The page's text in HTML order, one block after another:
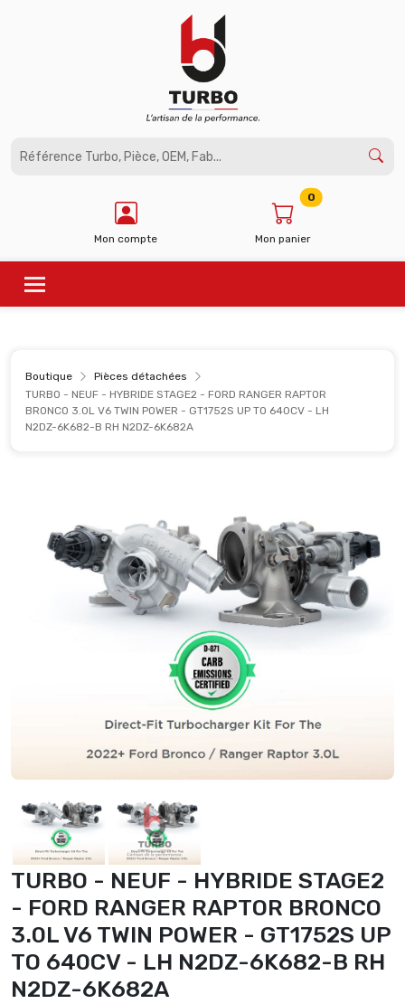
Mon compte Mon panier
0
Boutique
Pièces détachées
TURBO - NEUF - HYBRIDE STAGE2 - FORD RANGER RAPTOR
BRONCO 3.0L V6 TWIN POWER - GT1752S UP TO 640CV - LH
N2DZ-6K682-B RH N2DZ-6K682A
TURBO - NEUF - HYBRIDE STAGE2
- FORD RANGER RAPTOR BRONCO
3.0L V6 TWIN POWER - GT1752S UP
TO 640CV - LH N2DZ-6K682-B RH
N2DZ-6K682A
Panneau de gestion des cookies